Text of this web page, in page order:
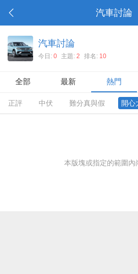
汽車討論
汽車討論
今日: 0 主題: 2 排名: 10
全部 最新 熱門
正評 中伏 難分真與假 開心
本版塊或指定的範圍內